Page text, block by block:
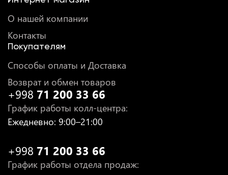
О нашей компании
Контакты
Покупателям
Способы оплаты и Доставка
Возврат и обмен товаров
+998 71 200 33 66
График работы колл-центра:
Ежедневно: 9:00–21:00
+998 71 200 33 66
График работы отдела продаж: